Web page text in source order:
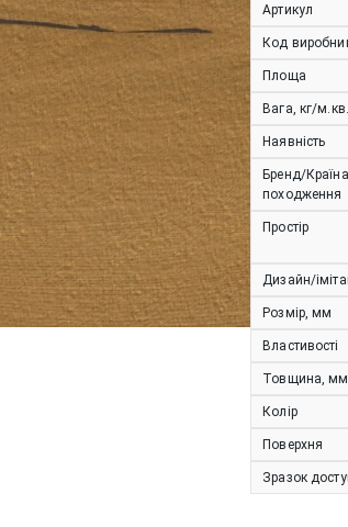
Артикул
Код
Площа
Вага, кг/м.кв.
Наявність
Бренд/Країна
походження
Простір
Дизайн/
Розмір, мм
Властивості
Товщина, мм
Колір
Поверхня
Зразок